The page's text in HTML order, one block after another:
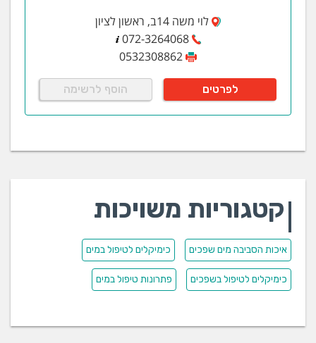
לוי משה 14ב, ראשון לציון
072-3264068
0532308862
לפרטים הוסף לרשימה
קטגוריות משויכות
איכות הסביבה מים שפכים כימיקלים לטיפול במים
כימיקלים לטיפול בשפכים פתרונות טיפול במים